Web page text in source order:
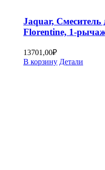
Jaquar,
Florentine, 1-
13701,00₽
В корзину Детали